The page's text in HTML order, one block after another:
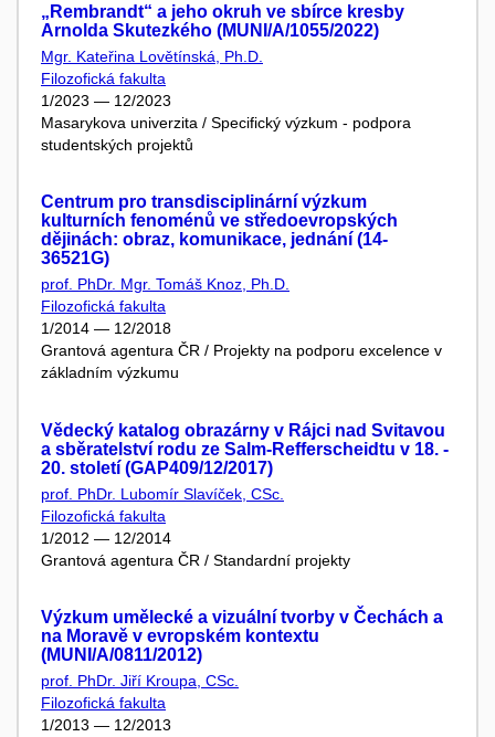
„Rembrandt“ a jeho okruh ve sbírce kresby
Arnolda Skutezkého (MUNI/A/1055/2022)
Mgr. Kateřina Lovětínská, Ph.D.
Filozofická fakulta
1/2023 — 12/2023
Masarykova univerzita / Specifický výzkum - podpora
studentských projektů
Centrum pro transdisciplinární výzkum
kulturních fenoménů ve středoevropských
dějinách: obraz, komunikace, jednání (14-
36521G)
prof. PhDr. Mgr. Tomáš Knoz, Ph.D.
Filozofická fakulta
1/2014 — 12/2018
Grantová agentura ČR / Projekty na podporu excelence v
základním výzkumu
Vědecký katalog obrazárny v Rájci nad Svitavou
a sběratelství rodu ze Salm-Refferscheidtu v 18. -
20. století (GAP409/12/2017)
prof. PhDr. Lubomír Slavíček, CSc.
Filozofická fakulta
1/2012 — 12/2014
Grantová agentura ČR / Standardní projekty
Výzkum umělecké a vizuální tvorby v Čechách a
na Moravě v evropském kontextu
(MUNI/A/0811/2012)
prof. PhDr. Jiří Kroupa, CSc.
Filozofická fakulta
1/2013 — 12/2013